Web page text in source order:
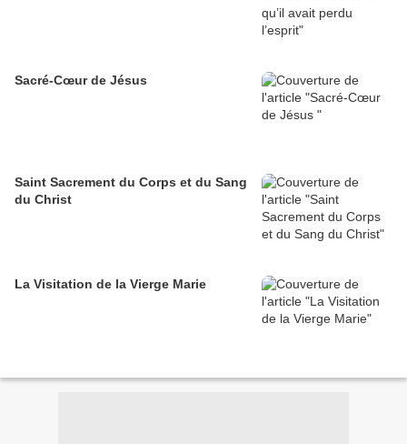
Sacré-Cœur de Jésus
Saint Sacrement du Corps et du Sang
du Christ
La Visitation de la Vierge Marie